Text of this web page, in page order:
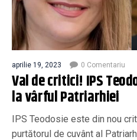
aprilie 19, 2023 0 Comentariu
Val de critici! IPS
la vârful Patriarhiei
​IPS Teodosie este din nou
purtătorul de cuvânt al